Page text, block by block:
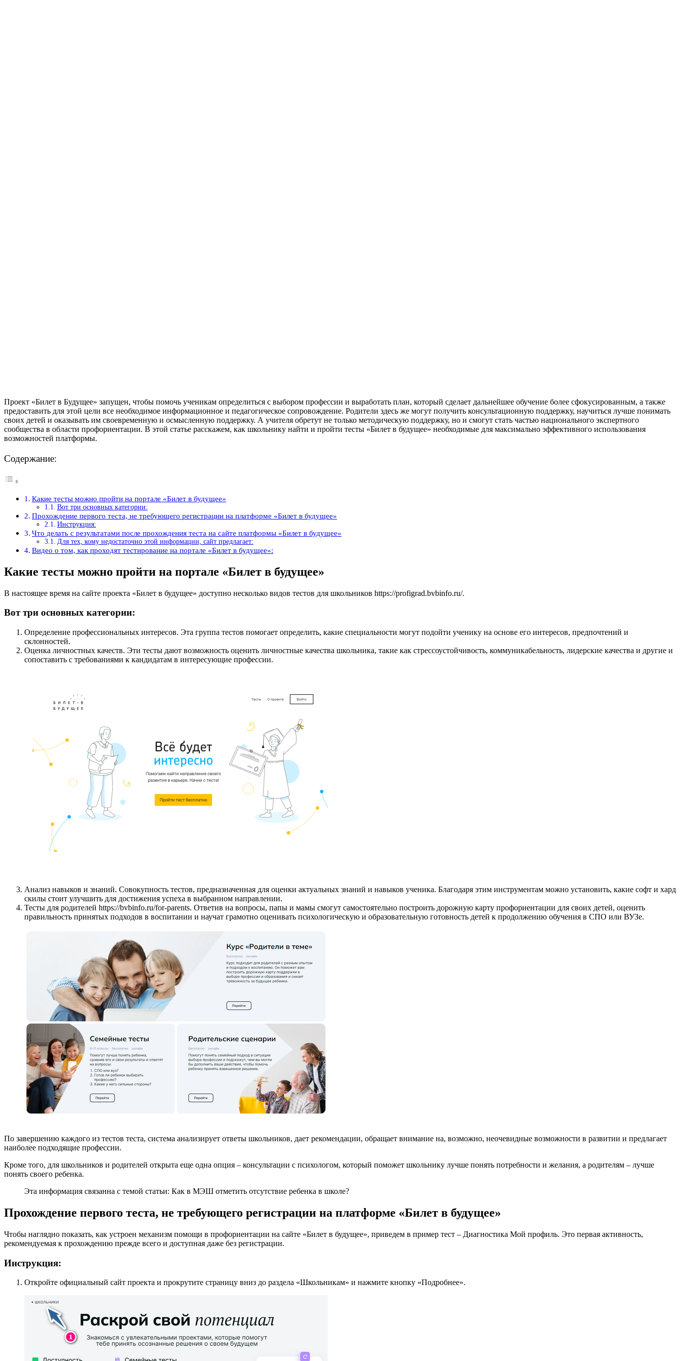
Проект «Билет в Будущее» запущен, чтобы помочь ученикам определиться с выбором профессии и выработать план, который сделает дальнейшее обучение более сфокусированным, а также
предоставить для этой цели все необходимое информационное и педагогическое сопровождение. Родители здесь же могут получить консультационную поддержку, научиться лучше понимать
своих детей и оказывать им своевременную и осмысленную поддержку. А учителя обретут не только методическую поддержку, но и смогут стать частью национального экспертного
сообщества в области профориентации. В этой статье расскажем, как школьнику найти и пройти тесты «Билет в будущее» необходимые для максимально эффективного использования
возможностей платформы.
Содержание:
Какие тесты можно пройти на портале «Билет в будущее»
Вот три основных категории:
Прохождение первого теста, не требующего регистрации на платформе «Билет в будущее»
Инструкция:
Что делать с результатами после прохождения теста на сайте платформы «Билет в будущее»
Для тех, кому недостаточно этой информации, сайт предлагает:
Видео о том, как проходят тестирование на портале «Билет в будущее»:
Какие тесты можно пройти на портале «Билет в будущее»
В настоящее время на сайте проекта «Билет в будущее» доступно несколько видов тестов для школьников https://profigrad.bvbinfo.ru/.
Вот три основных категории:
Определение профессиональных интересов. Эта группа тестов помогает определить, какие специальности могут подойти ученику на основе его интересов, предпочтений и
склонностей.
Оценка личностных качеств. Эти тесты дают возможность оценить личностные качества школьника, такие как стрессоустойчивость, коммуникабельность, лидерские качества и другие и
сопоставить с требованиями к кандидатам в интересующие профессии.
Анализ навыков и знаний. Совокупность тестов, предназначенная для оценки актуальных знаний и навыков ученика. Благодаря этим инструментам можно установить, какие софт и хард
скилы стоит улучшить для достижения успеха в выбранном направлении.
Тесты для родителей https://bvbinfo.ru/for-parents. Ответив на вопросы, папы и мамы смогут самостоятельно построить дорожную карту профориентации для своих детей, оценить
правильность принятых подходов в воспитании и научат грамотно оценивать психологическую и образовательную готовность детей к продолжению обучения в СПО или ВУЗе.
По завершению каждого из тестов теста, система анализирует ответы школьников, дает рекомендации, обращает внимание на, возможно, неочевидные возможности в развитии и предлагает
наиболее подходящие профессии.
Кроме того, для школьников и родителей открыта еще одна опция – консультации с психологом, который поможет школьнику лучше понять потребности и желания, а родителям – лучше
понять своего ребенка.
Эта информация связанна с темой статьи: Как в МЭШ отметить отсутствие ребенка в школе?
Прохождение первого теста, не требующего регистрации на платформе «Билет в будущее»
Чтобы наглядно показать, как устроен механизм помощи в профориентации на сайте «Билет в будущее», приведем в пример тест – Диагностика Мой профиль. Это первая активность,
рекомендуемая к прохождению прежде всего и доступная даже без регистрации.
Инструкция:
Откройте официальный сайт проекта и прокрутите страницу вниз до раздела «Школьникам» и нажмите кнопку «Подробнее».